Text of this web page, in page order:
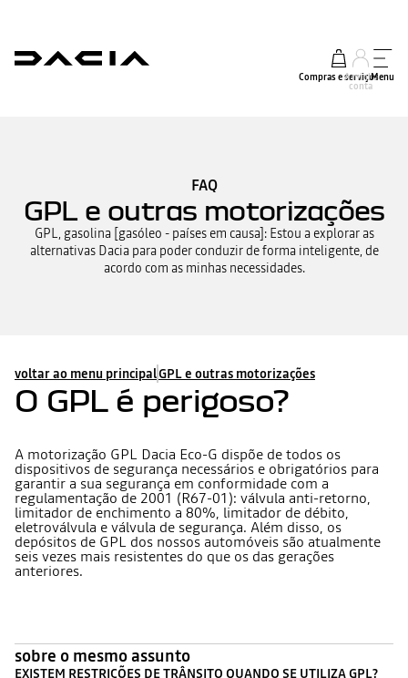
Compras e serviços
A minha
conta
Menu
FAQ
GPL e outras motorizações
GPL, gasolina [gasóleo - países em causa]: Estou a explorar as
alternativas Dacia para poder conduzir de forma inteligente, de
acordo com as minhas necessidades.
voltar ao menu principalGPL e outras motorizações
O GPL é perigoso?
A motorização GPL Dacia Eco-G dispõe de todos os
dispositivos de segurança necessários e obrigatórios para
garantir a sua segurança em conformidade com a
regulamentação de 2001 (R67-01): válvula anti-retorno,
limitador de enchimento a 80%, limitador de débito,
eletroválvula e válvula de segurança. Além disso, os
depósitos de GPL dos nossos automóveis são atualmente
seis vezes mais resistentes do que os das gerações
anteriores.
sobre o mesmo assunto
EXISTEM RESTRIÇÕES DE TRÂNSITO QUANDO SE UTILIZA GPL?